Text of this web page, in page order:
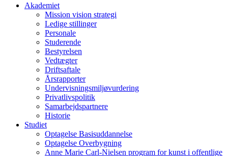
Akademiet
Mission vision strategi
Ledige stillinger
Personale
Studerende
Bestyrelsen
Vedtægter
Driftsaftale
Årsrapporter
Undervisningsmiljøvurdering
Privatlivspolitik
Samarbejdspartnere
Historie
Studiet
Optagelse Basisuddannelse
Optagelse Overbygning
Anne Marie Carl-Nielsen program for kunst i offentlige